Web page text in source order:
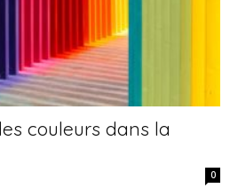
couleurs dans la
0